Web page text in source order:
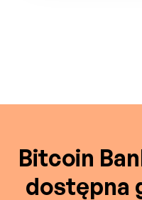
Bitcoin
dostępna